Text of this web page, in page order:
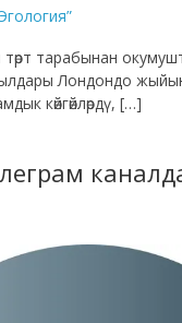
тарабынан
Лондондо жыйын
көйгөйлөрдү, […]